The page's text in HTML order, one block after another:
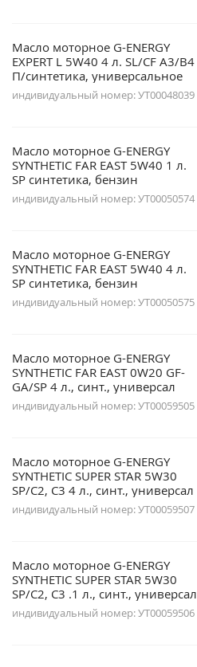
Масло моторное G-ENERGY
EXPERT L 5W40 4 л. SL/CF A3/B4
П/синтетика, универсальное
индивидуальный номер: УТ00048039
Масло моторное G-ENERGY
SYNTHETIC FAR EAST 5W40 1 л.
SP синтетика, бензин
индивидуальный номер: УТ00050574
Масло моторное G-ENERGY
SYNTHETIC FAR EAST 5W40 4 л.
SP синтетика, бензин
индивидуальный номер: УТ00050575
Масло моторное G-ENERGY
SYNTHETIC FAR EAST 0W20 GF-
GA/SP 4 л., синт., универсал
индивидуальный номер: УТ00059505
Масло моторное G-ENERGY
SYNTHETIC SUPER STAR 5W30
SP/C2, C3 4 л., синт., универсал
индивидуальный номер: УТ00059507
Масло моторное G-ENERGY
SYNTHETIC SUPER STAR 5W30
SP/C2, C3 .1 л., синт., универсал
индивидуальный номер: УТ00059506